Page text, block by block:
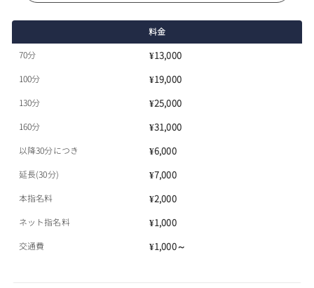
料金
70分
¥13,000
100分 ¥19,000
130分 ¥25,000
160分 ¥31,000
以降30分につき ¥6,000
延長(30分) ¥7,000
本指名料 ¥2,000
ネット指名料 ¥1,000
交通費 ¥1,000～